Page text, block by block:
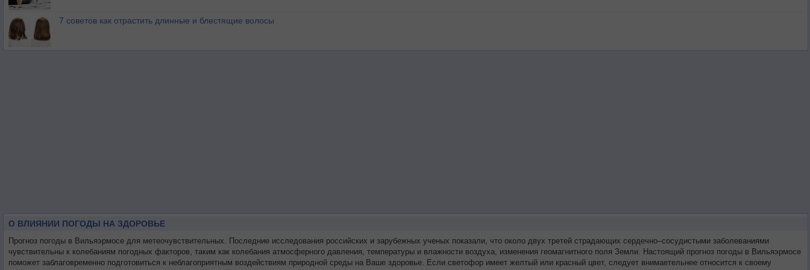
7 советов как отрастить длинные и блестящие волосы
О ВЛИЯНИИ ПОГОДЫ НА ЗДОРОВЬЕ
Прогноз погоды в Вильяэрмосе для метеочувствительных. Последние исследования российских и зарубежных ученых показали, что около двух третей страдающих сердечно–сосудистыми заболеваниями
чувствительны к колебаниям погодных факторов, таким как колебания атмосферного давления, температуры и влажности воздуха, изменения геомагнитного поля Земли. Настоящий прогноз погоды в Вильяэрмосе
поможет заблаговременно подготовиться к неблагоприятным воздействиям природной среды на Ваше здоровье. Если светофор имеет желтый или красный цвет, следует внимаетельнее относится к своему